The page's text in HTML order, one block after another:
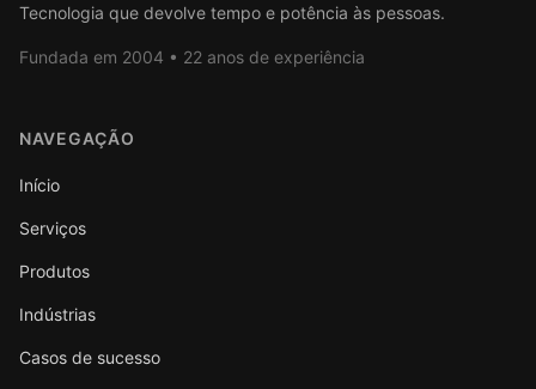
Tecnologia que devolve tempo e potência às pessoas.
Fundada em 2004 • 22 anos de experiência
NAVEGAÇÃO
Início
Serviços
Produtos
Indústrias
Casos de sucesso